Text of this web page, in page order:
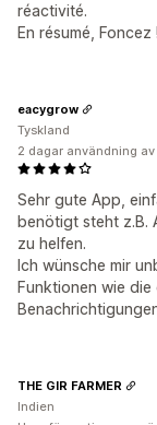
réactivité.
En résumé, Foncez !
Sehr gute App,
benötigt steht z.B.
zu helfen.
Ich wünsche mir
Funktionen wie die
eacygrow
Tyskland
2 dagar användning av
THE GIR FARMER
Indien